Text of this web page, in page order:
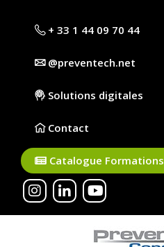
+ 33 1 44 09 70 44
@preventech.net
Solutions digitales
Contact
Catalogue Formations